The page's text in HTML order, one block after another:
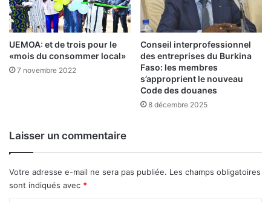
t
i
v
e
s
d
e
s
p
a
l
z
o
n
e
UEMOA: et de trois pour le
«mois du consommer local»
7 novembre 2022
Conseil interprofessionnel
des entreprises du Burkina
Faso: les membres
s’approprient le nouveau
Code des douanes
8 décembre 2025
Laisser un commentaire
Votre adresse e-mail ne sera pas publiée. Les champs obligatoires
sont indiqués avec *